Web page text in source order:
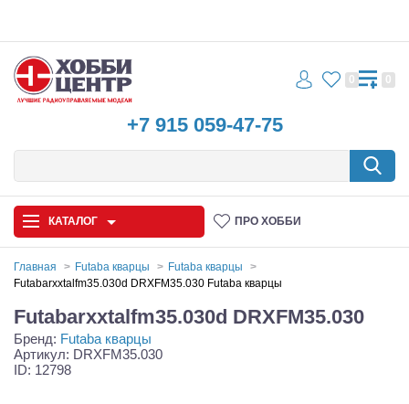
+7 915 059-47-75
0 0
КАТАЛОГ ПРО ХОББИ
Запчасти и аксессуары
Игрушки
Главная Futaba кварцы
Futaba кварцы
Futabarxxtalfm35.030d DRXFM35.030 Futaba кварцы
Futabarxxtalfm35.030d DRXFM35.030
Бренд: Futaba кварцы
Артикул: DRXFM35.030
ID: 12798